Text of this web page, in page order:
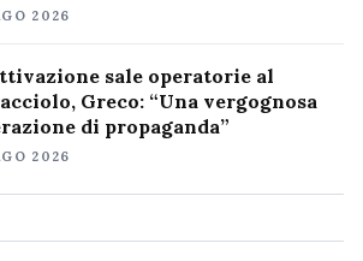
2026
sale operatorie al
Greco: “Una vergognosa
di propaganda”
2026